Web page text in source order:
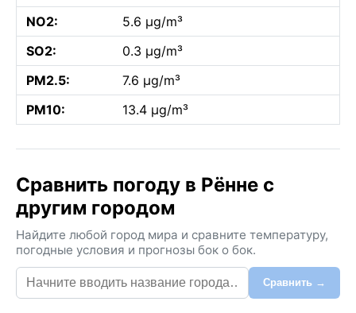
NO2:
5.6 µg/m³
SO2:
0.3 µg/m³
PM2.5:
7.6 µg/m³
PM10:
13.4 µg/m³
Сравнить погоду в Рённе с
другим городом
Найдите любой город мира и сравните температуру,
погодные условия и прогнозы бок о бок.
Сравнить →